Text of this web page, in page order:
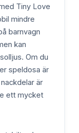
Tiny Love
mindre
barnvagn
kan
Om du
speldosa är
är
ett mycket